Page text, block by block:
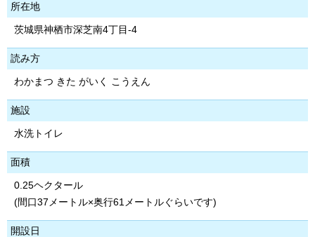
所在地
茨城県神栖市深芝南4丁目-4
読み方
わかまつ きた がいく こうえん
施設
水洗トイレ
面積
0.25ヘクタール
(間口37メートル×奥行61メートルぐらいです)
開設日